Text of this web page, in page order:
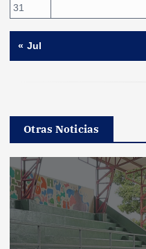
31
« Jul
Otras Noticias